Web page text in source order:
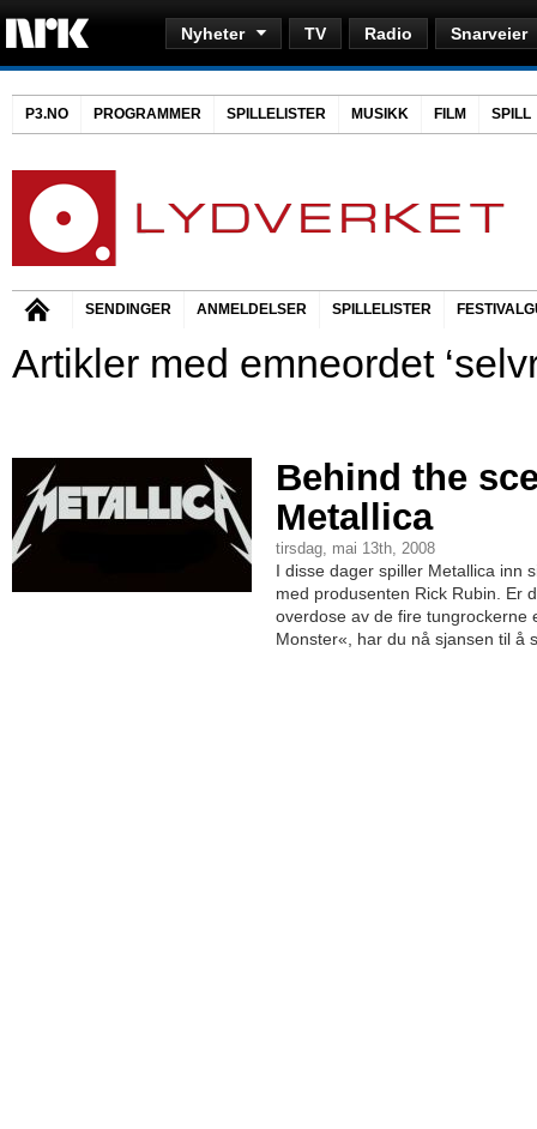
Nyheter TV Radio Snarveier
P3.NO PROGRAMMER SPILLELISTER MUSIKK FILM SPILL
SENDINGER ANMELDELSER SPILLELISTER
Artikler med emneordet
Behind the
Metallica
tirsdag, mai 13th, 2008
I disse dager spiller Metallica inn
med produsenten Rick Rubin. Er
overdose av de fire tungrockerne
Monster«, har du nå sjansen til å